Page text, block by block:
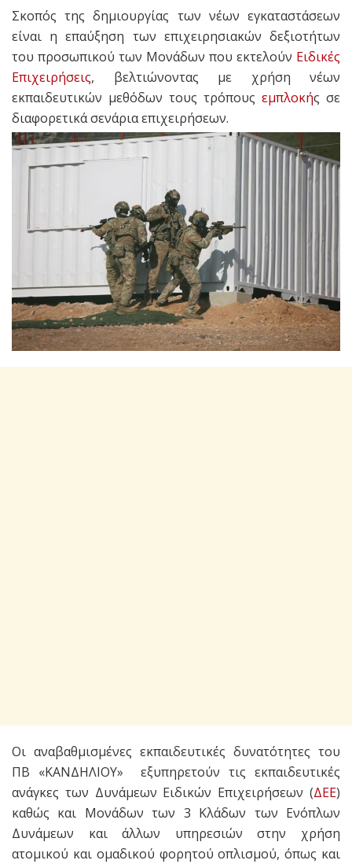
Σκοπός της δημιουργίας των νέων εγκαταστάσεων
είναι η επαύξηση των επιχειρησιακών δεξιοτήτων
του προσωπικού των Μονάδων που εκτελούν Ειδικές
Επιχειρήσεις, βελτιώνοντας με χρήση νέων
εκπαιδευτικών μεθόδων τους τρόπους εμπλοκής σε
διαφορετικά σενάρια επιχειρήσεων.
Οι αναβαθμισμένες εκπαιδευτικές δυνατότητες του
ΠΒ «ΚΑΝΔΗΛΙΟΥ» εξυπηρετούν τις εκπαιδευτικές
ανάγκες των Δυνάμεων Ειδικών Επιχειρήσεων (ΔΕΕ)
καθώς και Μονάδων των 3 Κλάδων των Ενόπλων
Δυνάμεων και άλλων υπηρεσιών στην χρήση
ατομικού και ομαδικού φορητού οπλισμού, όπως και